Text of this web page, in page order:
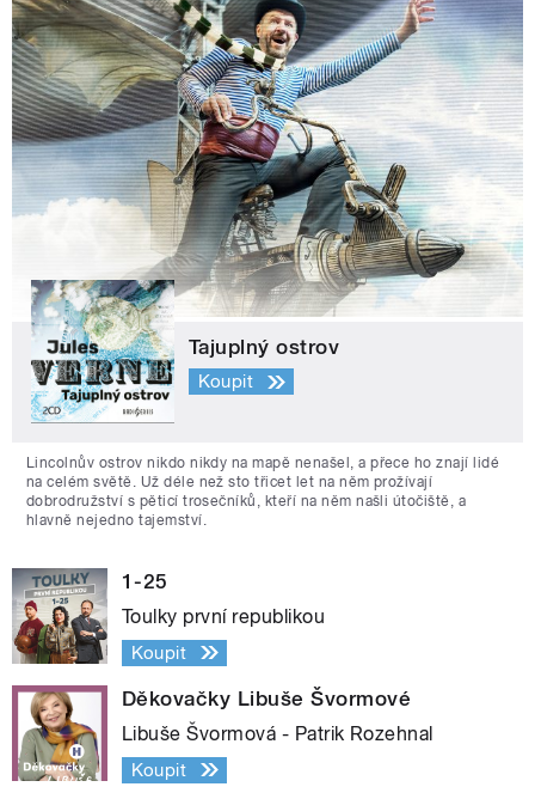
Tajuplný ostrov
Koupit
Lincolnův ostrov nikdo nikdy na mapě nenašel, a přece ho znají lidé
na celém světě. Už déle než sto třicet let na něm prožívají
dobrodružství s pěticí trosečníků, kteří na něm našli útočiště, a
hlavně nejedno tajemství.
1-25
Toulky první republikou
Koupit
Děkovačky Libuše Švormové
Libuše Švormová - Patrik Rozehnal
Koupit